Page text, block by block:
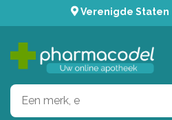
Verenigde Staten